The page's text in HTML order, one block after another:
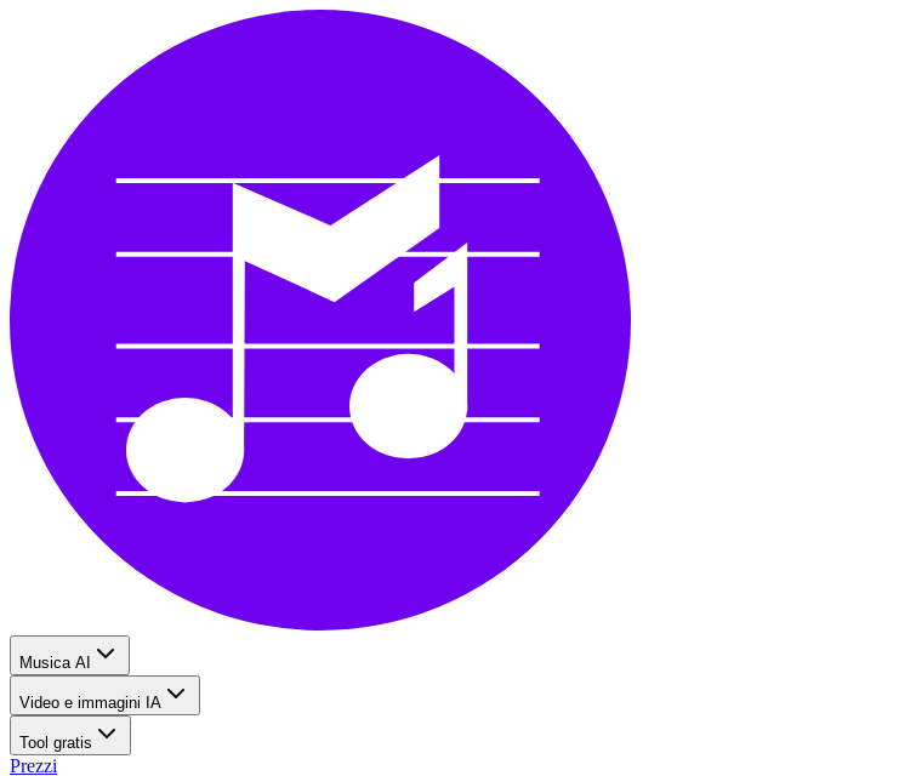
Musica AI
Video e immagini IA
Tool gratis
Prezzi